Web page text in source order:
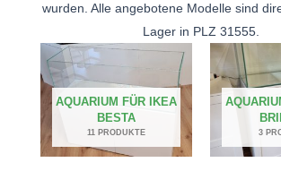
wurden. Alle angebotene Modelle sind
Lager in PLZ 31555.
AQUARIUM FÜR IKEA
BESTA
11 PRODUKTE 3